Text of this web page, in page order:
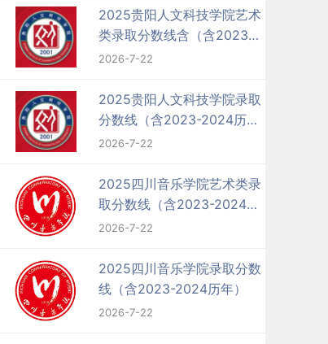
2025贵阳人文科技学院艺术
类录取分数线含（含2023-
2024历年）
2026-7-22
2025贵阳人文科技学院录取
分数线（含2023-2024历
年）
2026-7-22
2025四川音乐学院艺术类录
取分数线（含2023-2024历
年）
2026-7-22
2025四川音乐学院录取分数
线（含2023-2024历年）
2026-7-22